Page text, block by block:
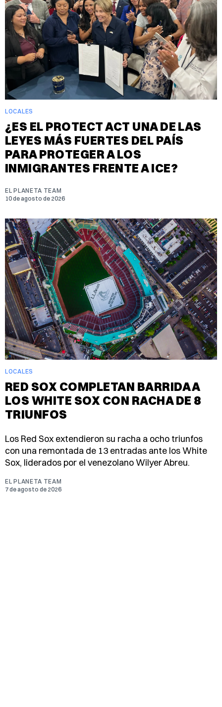
LOCALES
¿ES EL PROTECT ACT UNA DE LAS
LEYES MÁS FUERTES DEL PAÍS
PARA PROTEGER A LOS
INMIGRANTES FRENTE A ICE?
EL PLANETA TEAM
10 de agosto de 2026
LOCALES
RED SOX COMPLETAN BARRIDA A
LOS WHITE SOX CON RACHA DE 8
TRIUNFOS
Los Red Sox extendieron su racha a ocho triunfos
con una remontada de 13 entradas ante los White
Sox, liderados por el venezolano Wilyer Abreu.
EL PLANETA TEAM
7 de agosto de 2026